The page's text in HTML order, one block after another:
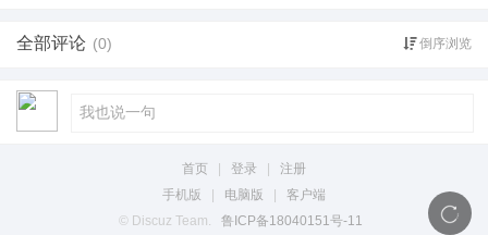
全部评论 (0) 倒序浏览
首页 登录
注册
手机版
电脑版
客户端
© Discuz Team.
鲁ICP备18040151号-11